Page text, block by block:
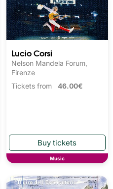
Lucio Corsi
Nelson Mandela Forum,
Firenze
Tickets from 46.00€
Music